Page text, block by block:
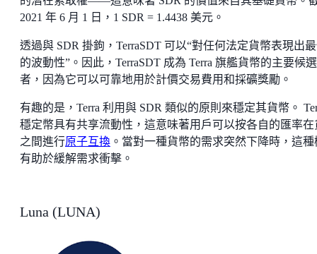
2021 年 6 月 1 日，1 SDR = 1.4438 美元。
透過與 SDR 掛鉤，TerraSDT 可以“對任何法定貨幣表現出
的波動性”。因此，TerraSDT 成為 Terra 旗艦貨幣的主要候選
者，因為它可以可靠地用於計價交易費用和採礦獎勵。
有趣的是，Terra 利用與 SDR 類似的原則來穩定其貨幣。
穩定幣具有共享流動性，這意味著用戶可以按各自的匯率在
之間進行原子互換 。當對一種貨幣的需求突然下降時，這種
有助於緩解需求衝擊。
Luna (LUNA)